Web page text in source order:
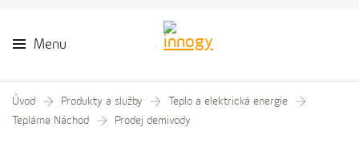
Menu
Úvod Produkty a služby
Teplo a elektrická energie
Teplárna Náchod
Prodej demivody